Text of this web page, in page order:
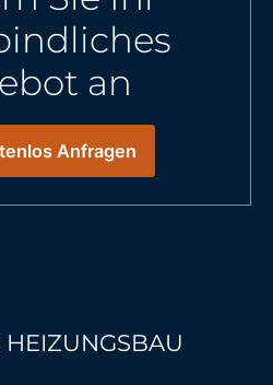
an
Anfragen
HEIZUNGSBAU